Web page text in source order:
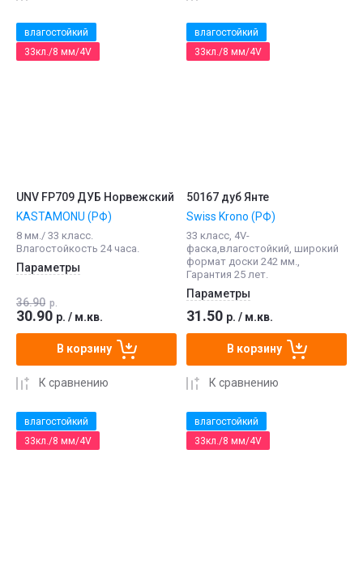
влагостойкий
33кл./8 мм/4V
UNV FP709 ДУБ Норвежский
KASTAMONU (РФ)
8 мм./ 33 класс.
Влагостойкость 24 часа.
Параметры
36.90 р.
30.90 р. / м.кв.
В корзину
К сравнению
влагостойкий
33кл./8 мм/4V
50167 дуб Янте
Swiss Krono (РФ)
33 класс, 4V-
фаска,влагостойкий, широкий
формат доски 242 мм.,
Гарантия 25 лет.
Параметры
31.50 р. / м.кв.
В корзину
К сравнению
влагостойкий
33кл./8 мм/4V
влагостойкий
33кл./8 мм/4V